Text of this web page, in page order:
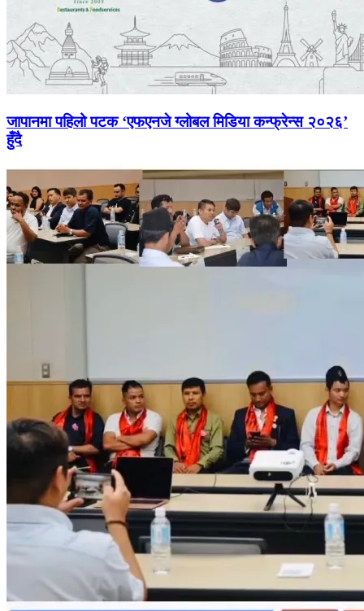
जापानमा पहिलो पटक ‘एफएनजे ग्लोबल मिडिया कन्फ्रेन्स २०२६’
हुँदै